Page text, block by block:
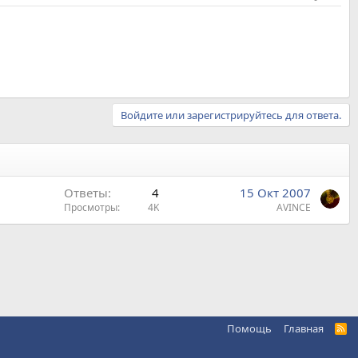
Войдите или зарегистрируйтесь для ответа.
Ответы 4
Просмотры 4K
15 Окт 2007
AVINCE
Помощь Главная
R